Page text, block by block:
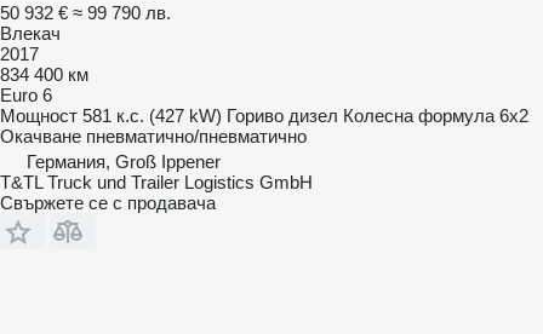
50 932 € ≈ 99 790 лв.
Влекач
2017
834 400 км
Euro 6
Мощност 581 к.с. (427 kW) Гориво дизел Колесна формула 6x2
Окачване пневматично/пневматично
Германия, Groß Ippener
T&TL Truck und Trailer Logistics GmbH
Свържете се с продавача